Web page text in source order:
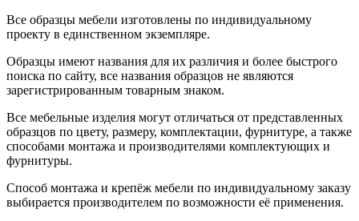
Все образцы мебели изготовлены по индивидуальному
проекту в единственном экземпляре.
Образцы имеют названия для их различия и более быстрого
поиска по сайту, все названия образцов не являются
зарегистрированным товарным знаком.
Все мебельные изделия могут отличаться от представленных
образцов по цвету, размеру, комплектации, фурнитуре, а также
способами монтажа и производителями комплектующих и
фурнитуры.
Способ монтажа и крепёж мебели по индивидуальному заказу
выбирается производителем по возможности её применения.